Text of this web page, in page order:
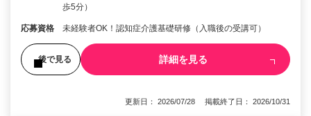
歩5分）
応募資格 未経験者OK！認知症介護基礎研修（入職後の受講可）
後で見る 詳細を見る
更新日： 2026/07/28 掲載終了日： 2026/10/31